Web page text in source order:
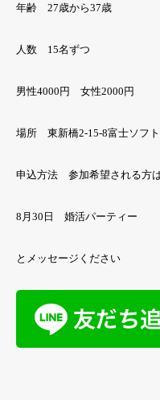
年齢 27歳から37歳
人数 15名ずつ
男性4000円 女性2000円
場所 東新橋2-15-8富士ソフ
申込方法 参加希望される方
8月30日 婚活パーティー
とメッセージください